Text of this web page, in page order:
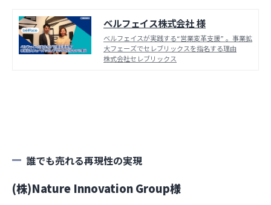
ベルフェイス株式会社 様
ベ‌ル‌フェ‌イ‌ス‌が‌実‌践‌す‌る‌“営‌業‌変‌革‌支‌援”‌ ‌。事‌業‌拡‌
大‌フェー‌ズ‌で‌セ‌レ‌ブ‌リッ‌ク‌ス‌を‌指‌名‌す‌る‌理‌由
株式会社セレブリックス
誰でも売れる再現性の実現
(株)Nature Innovation Group様